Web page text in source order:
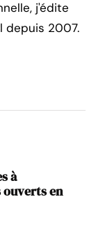
j'édite
depuis 2007.
à
ouverts en